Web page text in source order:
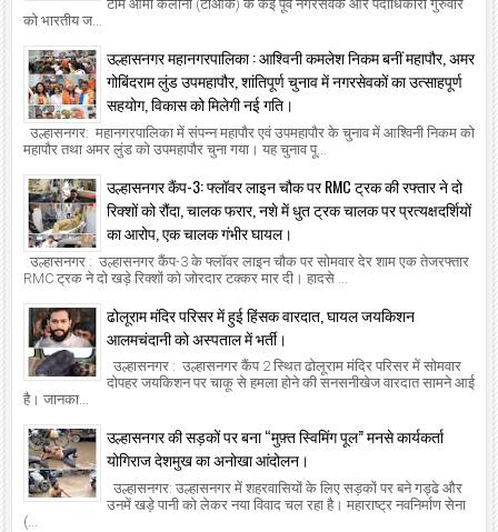
टीम ओमी कलानी (टीओके) के कई पूर्व नगरसेवक और पदाधिकारी गुरुवार
को भारतीय ज...
उल्हासनगर महानगरपालिका : आश्विनी कमलेश निकम बनीं महापौर, अमर
गोबिंदराम लुंड उपमहापौर, शांतिपूर्ण चुनाव में नगरसेवकों का उत्साहपूर्ण
सहयोग, विकास को मिलेगी नई गति।
उल्हासनगर: महानगरपालिका में संपन्न महापौर एवं उपमहापौर के चुनाव में आश्विनी निकम को
महापौर तथा अमर लुंड को उपमहापौर चुना गया। यह चुनाव पू...
उल्हासनगर कैंप-3: फ्लॉवर लाइन चौक पर RMC ट्रक की रफ्तार ने दो
रिक्शों को रौंदा, चालक फरार, नशे में धुत ट्रक चालक पर प्रत्यक्षदर्शियों
का आरोप, एक चालक गंभीर घायल।
उल्हासनगर : उल्हासनगर कैंप-3 के फ्लॉवर लाइन चौक पर सोमवार देर शाम एक तेजरफ्तार
RMC ट्रक ने दो खड़े रिक्शों को जोरदार टक्कर मार दी। हादसे ...
ढोलूराम मंदिर परिसर में हुई हिंसक वारदात, घायल जयकिशन
आलमचंदानी को अस्पताल में भर्ती।
उल्हासनगर : उल्हासनगर कैंप 2 स्थित ढोलूराम मंदिर परिसर में सोमवार
दोपहर जयकिशन पर चाकू से हमला होने की सनसनीखेज वारदात सामने आई
है। जानका...
उल्हासनगर की सड़कों पर बना “मुफ़्त स्विमिंग पूल” मनसे कार्यकर्ता
योगिराज देशमुख का अनोखा आंदोलन।
उल्हासनगर: उल्हासनगर में शहरवासियों के लिए सड़कों पर बने गड्ढे और
उनमें खड़े पानी को लेकर नया विवाद चल रहा है। महाराष्ट्र नवनिर्माण सेना
(...